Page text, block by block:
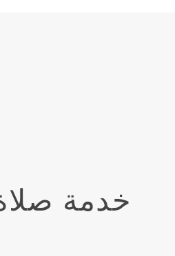
خدمة صلاة